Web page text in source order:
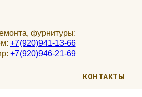
фурнитуры:
+7(920)941-13-66
+7(920)946-21-69
КОНТАКТЫ